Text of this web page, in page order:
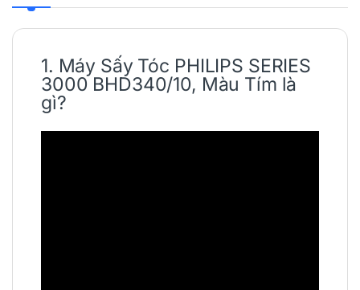
1. Máy Sấy Tóc PHILIPS SERIES
3000 BHD340/10, Màu Tím là
gì?